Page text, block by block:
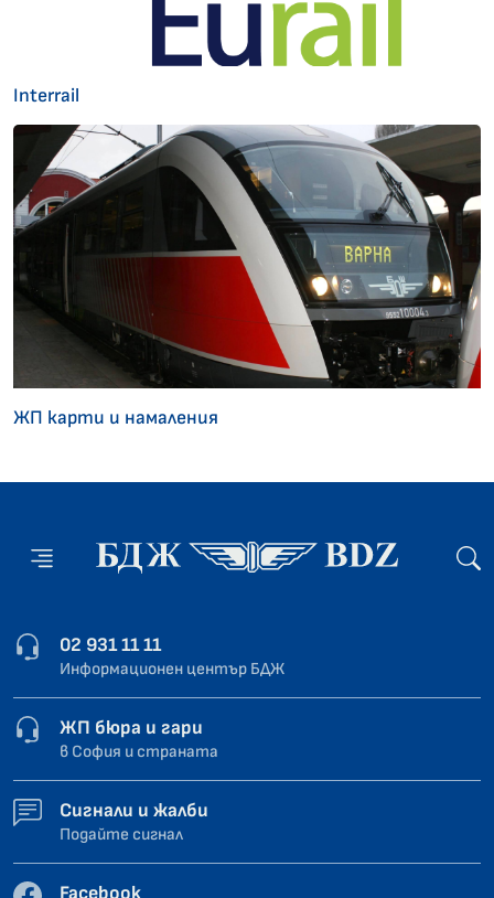
Interrail
ЖП карти и намаления
02 931 11 11
Информационен център БДЖ
ЖП бюра и гари
в София и страната
Сигнали и жалби
Подайте сигнал
Facebook